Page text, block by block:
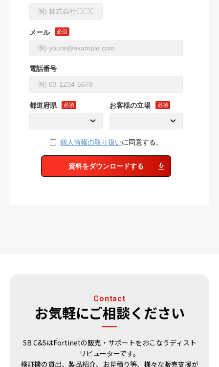
Contact
お気軽にご相談ください
SB C&SはFortinetの販売・サポートをおこなうディスト
リビューターです。
検証機の貸出、製品紹介、お見積り等、様々な販売支援が